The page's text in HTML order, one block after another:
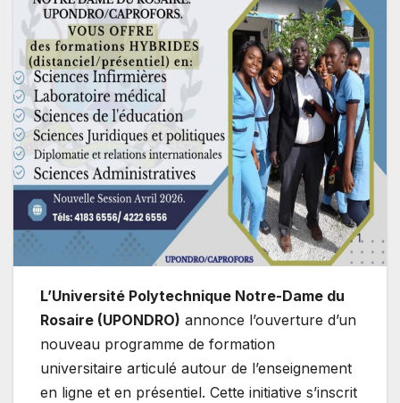
L’Université Polytechnique Notre-Dame du
Rosaire (UPONDRO) annonce l’ouverture d’un
nouveau programme de formation
universitaire articulé autour de l’enseignement
en ligne et en présentiel. Cette initiative s’inscrit